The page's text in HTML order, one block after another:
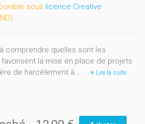
sous licence Creative
comprendre quelles sont les
la mise en place de projets
de harcèlement à...
Lire la suite